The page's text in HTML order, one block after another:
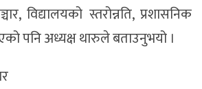
विद्यालयको स्तरोन्नति, प्रशासनिक
पनि अध्यक्ष थारुले बताउनुभयो ।